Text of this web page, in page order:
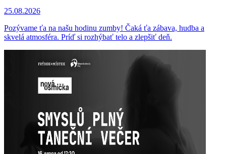
25.08.2026
Pozývame ťa na našu hodinu zumby! Čaká ťa zábava, hudba a
skvelá atmosféra. Príď si rozhýbať telo a zlepšiť deň.